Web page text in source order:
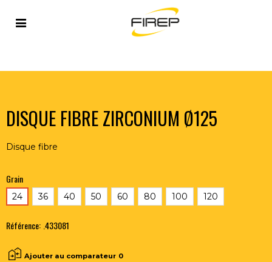
Accueil OUTILLAGE DU SOUDEUR >
DISQUE FIBRE ZIRCONIUM Ø125
DISQUE FIBRE ZIRCONIUM Ø125
Disque fibre
Grain
24 36 40 50 60 80 100 120
Référence: .433081
Ajouter au comparateur 0